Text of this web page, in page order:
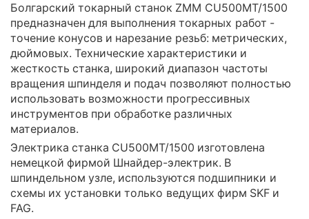
Болгарский токарный станок ZMM CU500MT/1500
предназначен для выполнения токарных работ -
точение конусов и нарезание резьб: метрических,
дюймовых. Технические характеристики и
жесткость станка, широкий диапазон частоты
вращения шпинделя и подач позволяют полностью
использовать возможности прогрессивных
инструментов при обработке различных
материалов.
Электрика станка CU500MT/1500 изготовлена
немецкой фирмой Шнайдер-электрик. В
шпиндельном узле, используются подшипники и
схемы их установки только ведущих фирм SKF и
FAG.